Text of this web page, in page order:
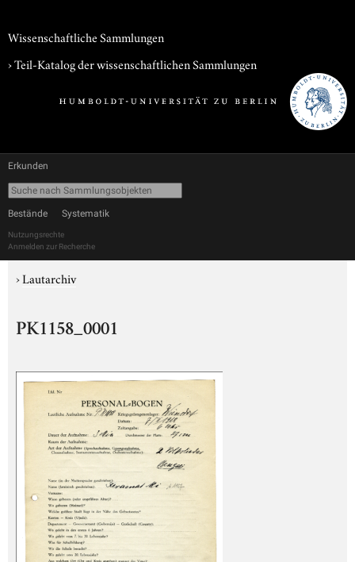
Wissenschaftliche Sammlungen
› Teil-Katalog der wissenschaftlichen Sammlungen
Erkunden
Bestände Systematik
Nutzungsrechte
Anmelden zur Recherche
›Lautarchiv
PK1158_0001